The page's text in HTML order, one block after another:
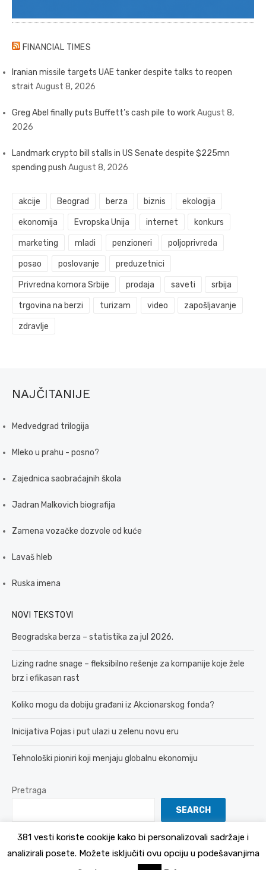
FINANCIAL TIMES
Iranian missile targets UAE tanker despite talks to reopen
strait August 8, 2026
Greg Abel finally puts Buffett’s cash pile to workAugust 8,
2026
Landmark crypto bill stalls in US Senate despite $225mn
spending push August 8, 2026
akcije Beograd berza biznis ekologija
ekonomija Evropska Unija internet konkurs
marketing mladi penzioneri poljoprivreda
posao poslovanje preduzetnici
Privredna komora Srbije prodaja saveti srbija
trgovina na berzi turizam video zapošljavanje
zdravlje
NAJČITANIJE
Medvedgrad trilogija
Mleko u prahu - posno?
Zajednica saobraćajnih škola
Jadran Malkovich biografija
Zamena vozačke dozvole od kuće
Lavaš hleb
Ruska imena
NOVI TEKSTOVI
Beogradska berza – statistika za jul 2026.
Lizing radne snage – fleksibilno rešenje za kompanije koje žele
brz i efikasan rast
Koliko mogu da dobiju građani iz Akcionarskog fonda?
Inicijativa Pojas i put ulazi u zelenu novu eru
Tehnološki pioniri koji menjaju globalnu ekonomiju
Pretraga
SEARCH
Politika Privatnosti
381 vesti koriste cookije kako bi personalizovali sadržaje i
analizirali posete. Možete isključiti ovu opciju u podešavanjima